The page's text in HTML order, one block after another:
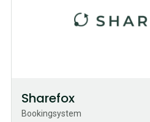
Sharefox
Bookingsystem